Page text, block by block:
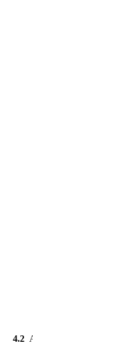
4.2 Atrakce v okolí